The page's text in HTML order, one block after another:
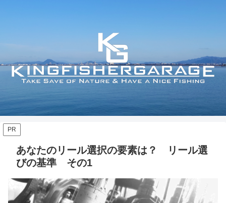
PR
あなたのリール選択の要素は？ リール選
びの基準 その1